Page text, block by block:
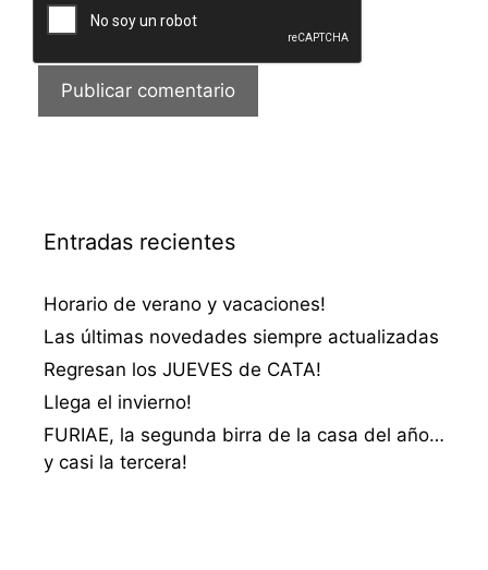
Entradas recientes
Horario de verano y vacaciones!
Las últimas novedades siempre actualizadas
Regresan los JUEVES de CATA!
Llega el invierno!
FURIAE, la segunda birra de la casa del año…
y casi la tercera!